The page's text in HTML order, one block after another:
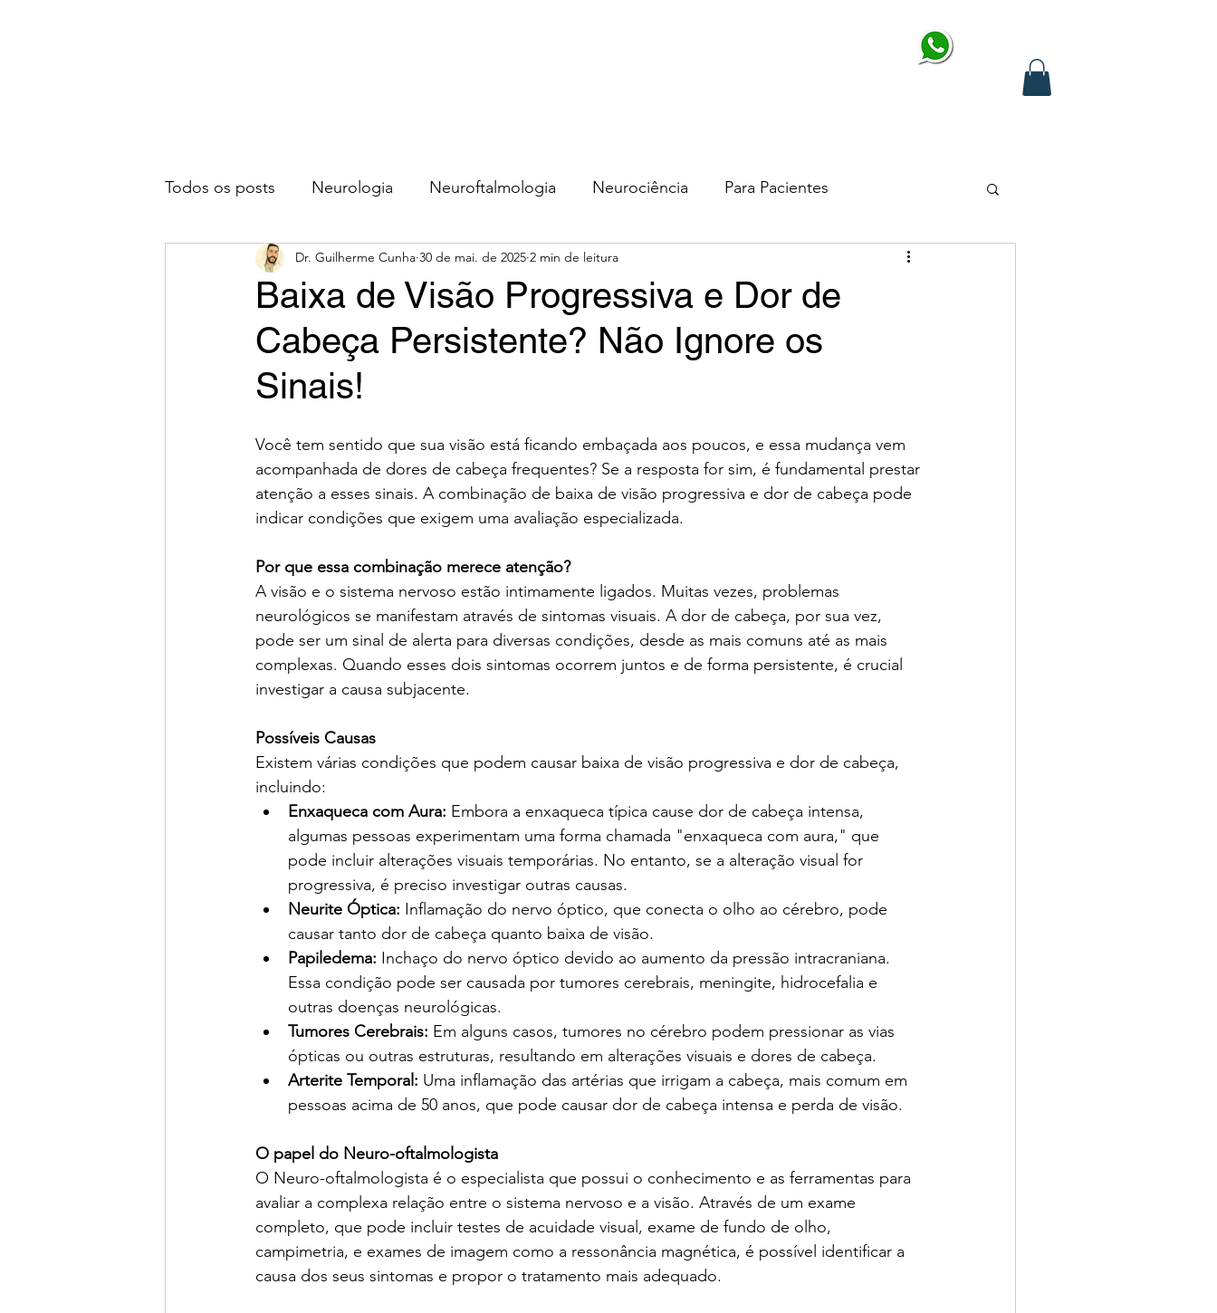
Todos os posts Neurologia Neuroftalmologia Neurociência Para Pacientes
Para Profissionais
Baixa de Visão Progressiva e Dor de
Cabeça Persistente? Não Ignore os
Sinais!
Dr. Guilherme Cunha 30 de mai. de 2025 2 min de leitura
Você tem sentido que sua visão está ficando embaçada aos poucos, e essa mudança vem
acompanhada de dores de cabeça frequentes? Se a resposta for sim, é fundamental prestar
atenção a esses sinais. A combinação de baixa de visão progressiva e dor de cabeça pode
indicar condições que exigem uma avaliação especializada.
Por que essa combinação merece atenção?
A visão e o sistema nervoso estão intimamente ligados. Muitas vezes, problemas
neurológicos se manifestam através de sintomas visuais. A dor de cabeça, por sua vez,
pode ser um sinal de alerta para diversas condições, desde as mais comuns até as mais
complexas. Quando esses dois sintomas ocorrem juntos e de forma persistente, é crucial
investigar a causa subjacente.
Possíveis Causas
Existem várias condições que podem causar baixa de visão progressiva e dor de cabeça,
incluindo:
Enxaqueca com Aura: Embora a enxaqueca típica cause dor de cabeça intensa,
algumas pessoas experimentam uma forma chamada "enxaqueca com aura," que
pode incluir alterações visuais temporárias. No entanto, se a alteração visual for
progressiva, é preciso investigar outras causas.
Neurite Óptica: Inflamação do nervo óptico, que conecta o olho ao cérebro, pode
causar tanto dor de cabeça quanto baixa de visão.
Papiledema: Inchaço do nervo óptico devido ao aumento da pressão intracraniana.
Essa condição pode ser causada por tumores cerebrais, meningite, hidrocefalia e
outras doenças neurológicas.
Tumores Cerebrais: Em alguns casos, tumores no cérebro podem pressionar as vias
ópticas ou outras estruturas, resultando em alterações visuais e dores de cabeça.
Arterite Temporal: Uma inflamação das artérias que irrigam a cabeça, mais comum em
pessoas acima de 50 anos, que pode causar dor de cabeça intensa e perda de visão.
O papel do Neuro-oftalmologista
O Neuro-oftalmologista é o especialista que possui o conhecimento e as ferramentas para
avaliar a complexa relação entre o sistema nervoso e a visão. Através de um exame
completo, que pode incluir testes de acuidade visual, exame de fundo de olho,
campimetria, e exames de imagem como a ressonância magnética, é possível identificar a
causa dos seus sintomas e propor o tratamento mais adequado.